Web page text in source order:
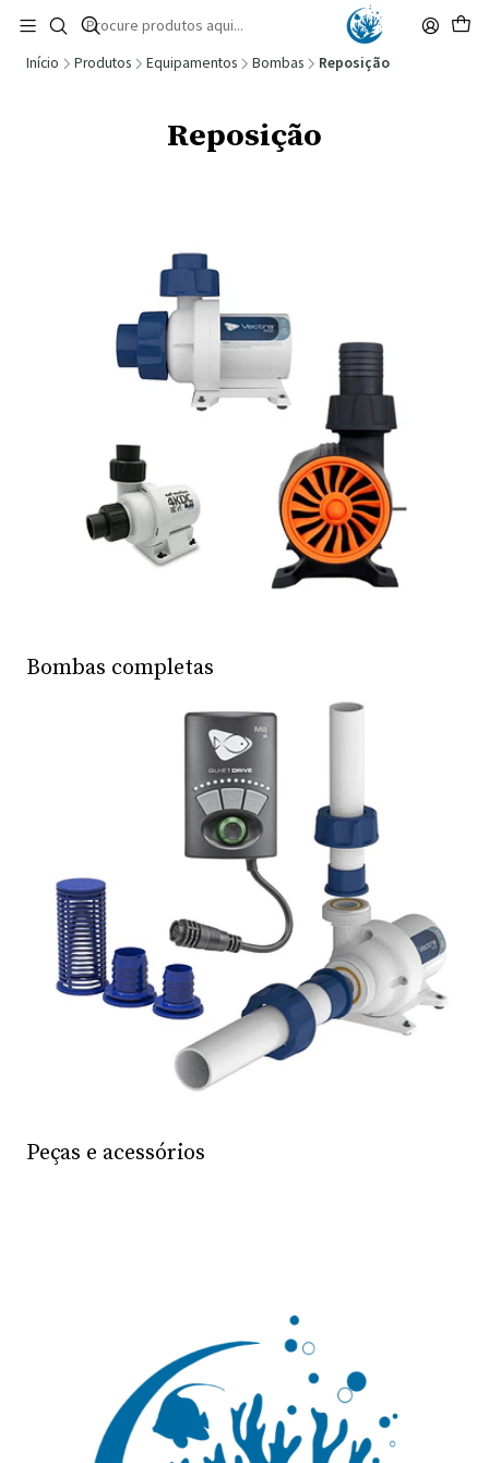
🚚 Portugal Continental: Portes Grátis desde 149,90€ (Envio extresso: 14,90€)
Ler mais
Início Produtos Equipamentos Bombas Reposição
Reposição
Bombas completas
Peças e acessórios